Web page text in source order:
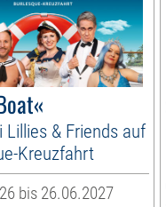
Lillies & Friends auf
Kreuzfahrt
bis 26.06.2027